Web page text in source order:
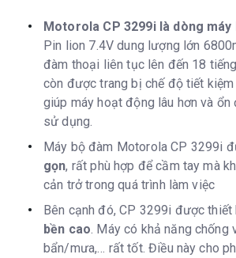
Motorola CP 3299i là dòng máy
Pin lion 7.4V dung lượng lớn
đàm thoại liên tục lên đến 18
còn được trang bị chế độ tiết kiệm
giúp máy hoạt động lâu hơn và ổn
sử dụng.
Máy bộ đàm Motorola CP 3299i
gọn, rất phù hợp để cầm tay mà
cản trở trong quá trình làm việc
Bên cạnh đó, CP 3299i được thiết
bền cao . Máy có khả năng
bẩn/mưa,… rất tốt. Điều này cho